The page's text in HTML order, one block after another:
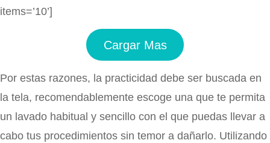
items=’10’]
Cargar Mas
Por estas razones, la practicidad debe ser buscada en
la tela, recomendablemente escoge una que te permita
un lavado habitual y sencillo con el que puedas llevar a
cabo tus procedimientos sin temor a dañarlo. Utilizando